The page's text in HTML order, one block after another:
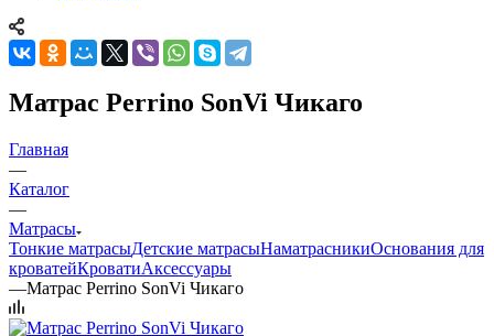
Матрас Perrino SonVi Чикаго
Главная
—
Каталог
—
Матрасы
Тонкие матрасыДетские матрасыНаматрасникиОснования для
кроватейКроватиАксессуары
—Матрас Perrino SonVi Чикаго